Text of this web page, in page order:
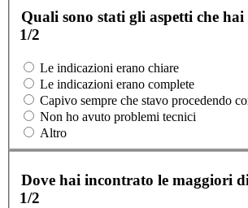
Quali sono stati gli aspetti che
1/2
Le indicazioni erano chiare
Le indicazioni erano complete
Capivo sempre che stavo procedendo
Non ho avuto problemi tecnici
Altro
Dove hai incontrato le maggiori
1/2